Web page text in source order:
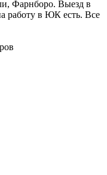
Фарнборо. Выезд в
работу в ЮК есть. Все